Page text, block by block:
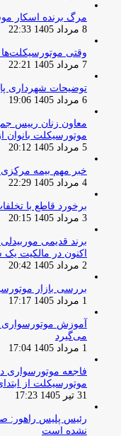
مرگ برنده اسکار
8 مرداد 1405 22:33
وقتی موتورسیکلت‌ها
7 مرداد 1405 22:21
توضیحات شهرداری
6 مرداد 1405 19:06
معاون زنان رییس
موتورسیکلت
5 مرداد 1405 20:12
خبر مهم بیمه مرکزی
4 مرداد 1405 22:29
برخورد قاطع با
3 مرداد 1405 20:15
اکنون در مالکیت
2 مرداد 1405 20:42
بررسی بازار
1 مرداد 1405 17:17
آموزش موتورسواری
می‌گیرد
1 مرداد 1405 17:04
موتورسیکلت از ابتدای سال 1405 تا
31 تیر 1405 17:23
رئیس پلیس راهور:
نشده است